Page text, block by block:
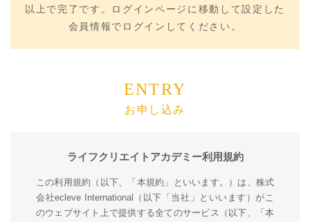
以上で完了です。ログインページに移動して設定した
会員情報でログインしてください。
ENTRY
お申し込み
ライフクリエイトアカデミー利用規約
この利用規約（以下、「本規約」といいます。）は、株式
会社ecleve International（以下「当社」といいます）がこ
のウェブサイト上で提供する全てのサービス（以下、「本